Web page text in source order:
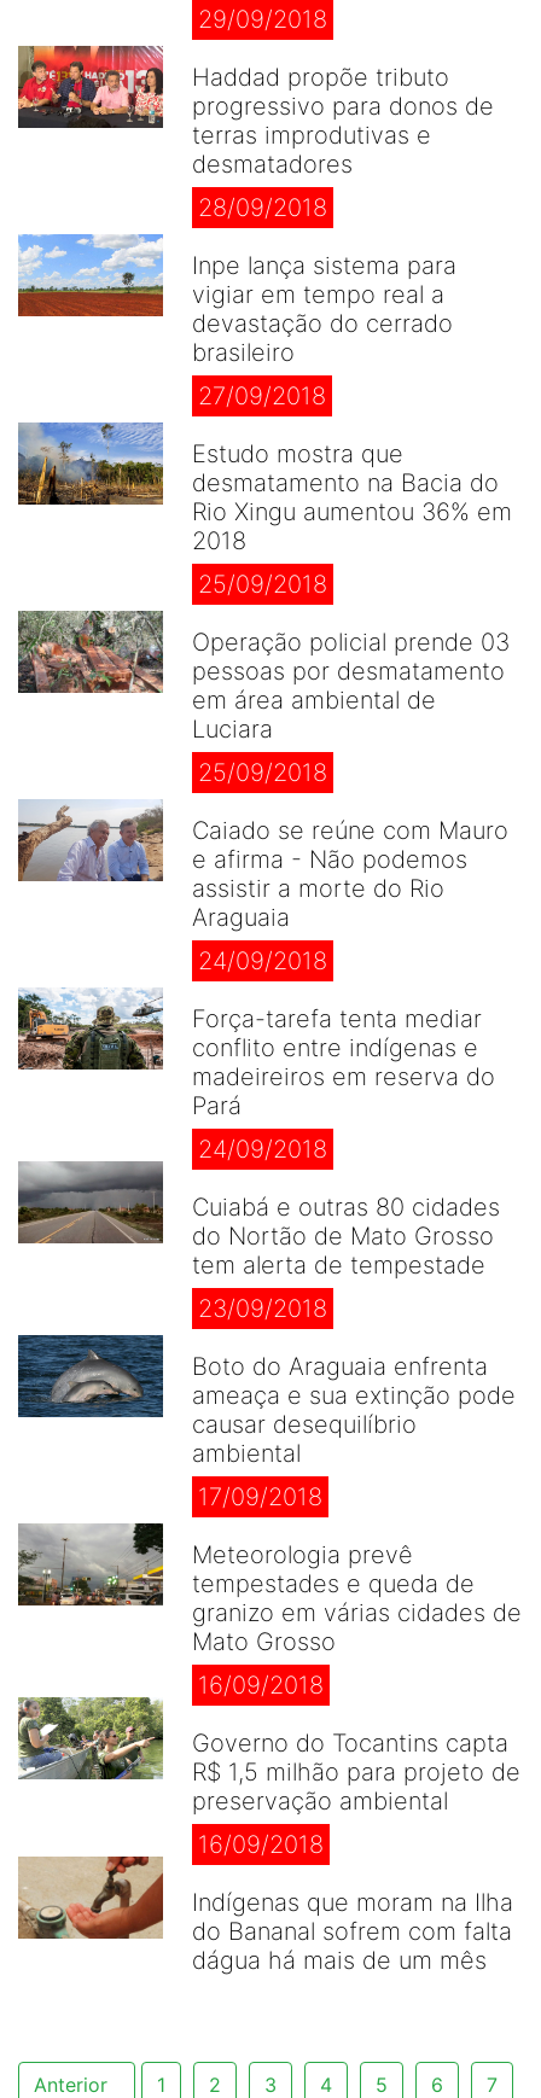
29/09/2018
Haddad propõe tributo
progressivo para donos de
terras improdutivas e
desmatadores
28/09/2018
Inpe lança sistema para
vigiar em tempo real a
devastação do cerrado
brasileiro
27/09/2018
Estudo mostra que
desmatamento na Bacia do
Rio Xingu aumentou 36% em
2018
25/09/2018
Operação policial prende 03
pessoas por desmatamento
em área ambiental de
Luciara
25/09/2018
Caiado se reúne com Mauro
e afirma - Não podemos
assistir a morte do Rio
Araguaia
24/09/2018
Força-tarefa tenta mediar
conflito entre indígenas e
madeireiros em reserva do
Pará
24/09/2018
Cuiabá e outras 80 cidades
do Nortão de Mato Grosso
tem alerta de tempestade
23/09/2018
Boto do Araguaia enfrenta
ameaça e sua extinção pode
causar desequilíbrio
ambiental
17/09/2018
Meteorologia prevê
tempestades e queda de
granizo em várias cidades de
Mato Grosso
16/09/2018
Governo do Tocantins capta
R$ 1,5 milhão para projeto de
preservação ambiental
16/09/2018
Indígenas que moram na Ilha
do Bananal sofrem com falta
dágua há mais de um mês
Anterior 1 2 3 4 5 6 7